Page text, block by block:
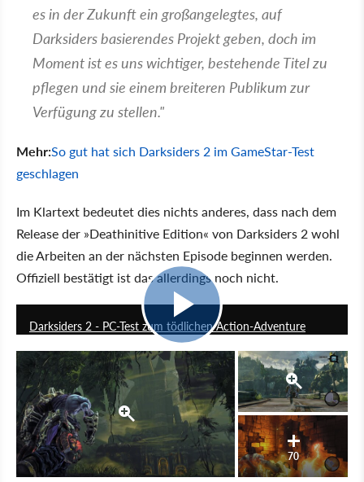
es in der Zukunft ein großangelegtes, auf
Darksiders basierendes Projekt geben, doch im
Moment ist es uns wichtiger, bestehende Titel zu
pflegen und sie einem breiteren Publikum zur
Verfügung zu stellen."
Mehr:So gut hat sich Darksiders 2 im GameStar-Test
geschlagen
Im Klartext bedeutet dies nichts anderes, dass nach dem
Release der »Deathinitive Edition« von Darksiders 2 wohl
die Arbeiten an der nächsten Episode beginnen werden.
Offiziell bestätigt ist das allerdings noch nicht.
Darksiders 2 - PC-Test zum tödlichen Action-Adventure
70